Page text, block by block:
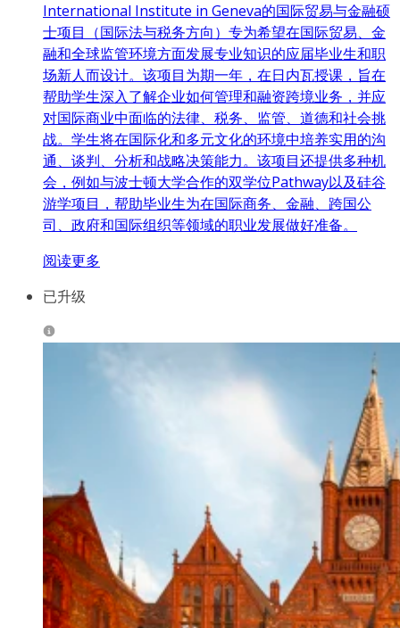
International Institute in Geneva的国际贸易与金融硕
士项目（国际法与税务方向）专为希望在国际贸易、金
融和全球监管环境方面发展专业知识的应届毕业生和职
场新人而设计。该项目为期一年，在日内瓦授课，旨在
帮助学生深入了解企业如何管理和融资跨境业务，并应
对国际商业中面临的法律、税务、监管、道德和社会挑
战。学生将在国际化和多元文化的环境中培养实用的沟
通、谈判、分析和战略决策能力。该项目还提供多种机
会，例如与波士顿大学合作的双学位Pathway以及硅谷
游学项目，帮助毕业生为在国际商务、金融、跨国公
司、政府和国际组织等领域的职业发展做好准备。
阅读更多
已升级